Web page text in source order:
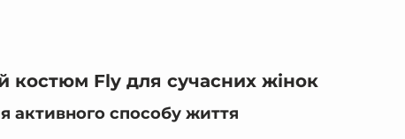
костюм Fly для сучасних жінок
активного способу життя